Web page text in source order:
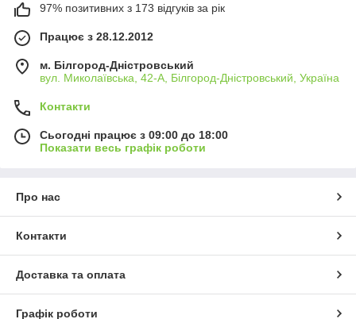
97% позитивних з 173 відгуків за рік
Працює з 28.12.2012
м. Білгород-Дністровський
вул. Миколаївська, 42-А, Білгород-Дністровський, Україна
Контакти
Сьогодні працює з 09:00 до 18:00
Показати весь графік роботи
Про нас
Контакти
Доставка та оплата
Графік роботи